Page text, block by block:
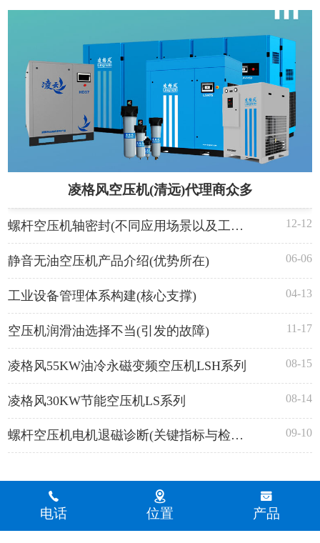
凌格风空压机(清远)代理商众多
螺杆空压机轴密封(不同应用场景以及工作原理) 12-12
静音无油空压机产品介绍(优势所在) 06-06
工业设备管理体系构建(核心支撑) 04-13
空压机润滑油选择不当(引发的故障) 11-17
凌格风55KW油冷永磁变频空压机LSH系列 08-15
凌格风30KW节能空压机LS系列 08-14
螺杆空压机电机退磁诊断(关键指标与检测方法) 09-10
电话 位置 产品